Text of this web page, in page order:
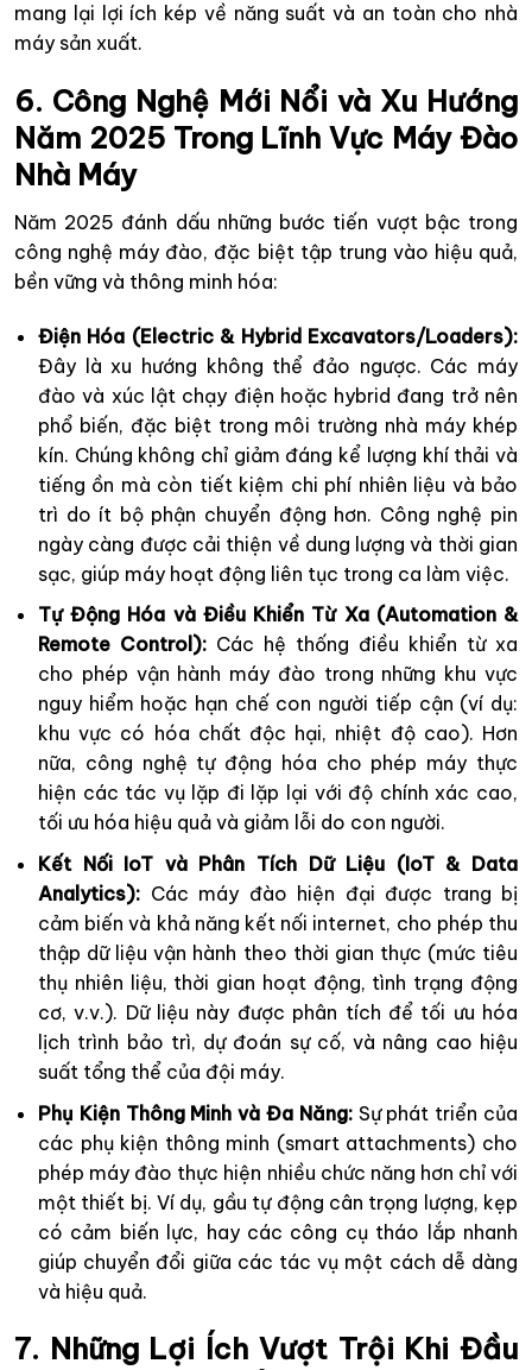
mang lại lợi ích kép về năng suất và an toàn cho nhà
máy sản xuất.
6. Công Nghệ Mới Nổi và Xu Hướng
Năm 2025 Trong Lĩnh Vực Máy Đào
Nhà Máy
Năm 2025 đánh dấu những bước tiến vượt bậc trong
công nghệ máy đào, đặc biệt tập trung vào hiệu quả,
bền vững và thông minh hóa:
Điện Hóa (Electric & Hybrid Excavators/Loaders):
Đây là xu hướng không thể đảo ngược. Các máy
đào và xúc lật chạy điện hoặc hybrid đang trở nên
phổ biến, đặc biệt trong môi trường nhà máy khép
kín. Chúng không chỉ giảm đáng kể lượng khí thải và
tiếng ồn mà còn tiết kiệm chi phí nhiên liệu và bảo
trì do ít bộ phận chuyển động hơn. Công nghệ pin
ngày càng được cải thiện về dung lượng và thời gian
sạc, giúp máy hoạt động liên tục trong ca làm việc.
Tự Động Hóa và Điều Khiển Từ Xa (Automation &
Remote Control): Các hệ thống điều khiển từ xa
cho phép vận hành máy đào trong những khu vực
nguy hiểm hoặc hạn chế con người tiếp cận (ví dụ:
khu vực có hóa chất độc hại, nhiệt độ cao). Hơn
nữa, công nghệ tự động hóa cho phép máy thực
hiện các tác vụ lặp đi lặp lại với độ chính xác cao,
tối ưu hóa hiệu quả và giảm lỗi do con người.
Kết Nối IoT và Phân Tích Dữ Liệu (IoT & Data
Analytics): Các máy đào hiện đại được trang bị
cảm biến và khả năng kết nối internet, cho phép thu
thập dữ liệu vận hành theo thời gian thực (mức tiêu
thụ nhiên liệu, thời gian hoạt động, tình trạng động
cơ, v.v.). Dữ liệu này được phân tích để tối ưu hóa
lịch trình bảo trì, dự đoán sự cố, và nâng cao hiệu
suất tổng thể của đội máy.
Phụ Kiện Thông Minh và Đa Năng:Sự phát triển của
các phụ kiện thông minh (smart attachments) cho
phép máy đào thực hiện nhiều chức năng hơn chỉ với
một thiết bị. Ví dụ, gầu tự động cân trọng lượng, kẹp
có cảm biến lực, hay các công cụ tháo lắp nhanh
giúp chuyển đổi giữa các tác vụ một cách dễ dàng
và hiệu quả.
7. Những Lợi Ích Vượt Trội Khi Đầu